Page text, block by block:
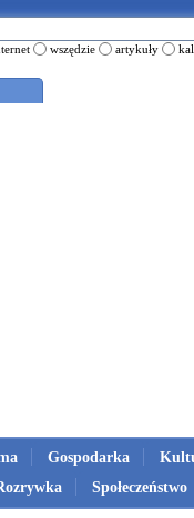
wszędzie artykuły
Gospodarka
Społeczeństwo